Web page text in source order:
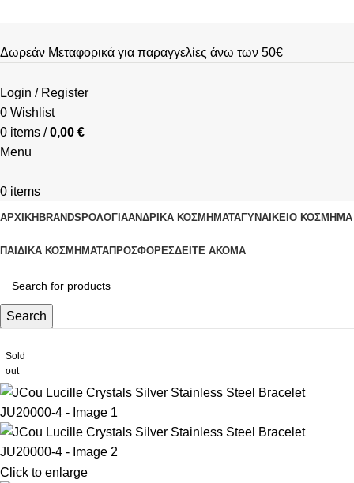
Δωρεάν Μεταφορικά για παραγγελίες άνω των 50€
Login / Register
0 Wishlist
0 items / 0,00 €
Menu
0 items
ΑΡΧΙΚΗ BRANDS ΡΟΛΌΓΙΑΑΝΔΡΙΚΆ ΚΟΣΜΉΜΑΤΑΓΥΝΑΙΚΕΊΟ ΚΟΣΜΉΜΑ
ΠΑΙΔΙΚΆ ΚΟΣΜΉΜΑΤΑΠΡΟΣΦΟΡΈΣΔΕΊΤΕ ΑΚΌΜΑ
Search
Sold
out
Click to enlarge